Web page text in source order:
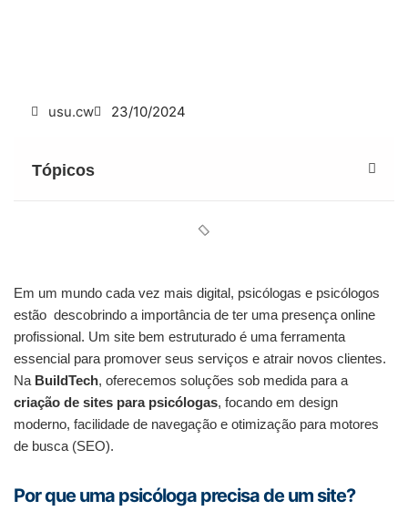
usu.cw 23/10/2024
Tópicos
Em um mundo cada vez mais digital, psicólogas e psicólogos
estão descobrindo a importância de ter uma presença online
profissional. Um site bem estruturado é uma ferramenta
essencial para promover seus serviços e atrair novos clientes.
Na BuildTech, oferecemos soluções sob medida para a
criação de sites para psicólogas, focando em design
moderno, facilidade de navegação e otimização para motores
de busca (SEO).
Por que uma psicóloga precisa de um site?